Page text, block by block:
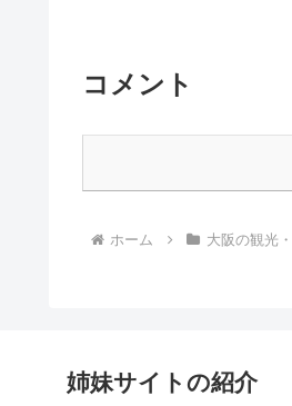
コメント
ホーム 大阪の観光
姉妹サイトの紹介